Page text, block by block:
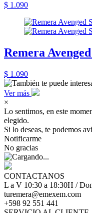
$ 1.090
Remera
$ 1.090
Ver más
×
Lo sentimos, en este
elegido.
Si lo deseas, te podemos
Notificarme
No gracias
CONTACTANOS
L a V 10:30 a 18:30H /
turemera@emexem.com
+598 92 551 441